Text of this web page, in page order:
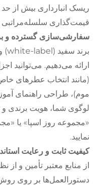
ریسک انبارداری بیش از حد
قیمت‌گذاری سلسله‌مراتبی
سفارشی‌سازی گسترده و
ارائه می‌دهیم. می‌توانید
(مانند انتخاب عطرهای
موم)، طراحی راهنمای
لوگوی شما، هویت برندی
«مجموعه روز اسپا» یا
نمایید.
کیفیت ثابت و رعایت
از منابع معتبر تأمین و از
دستورالعمل‌ها بر روی